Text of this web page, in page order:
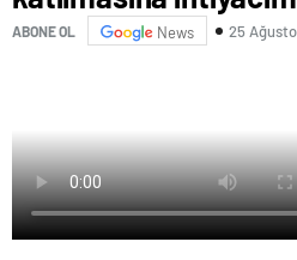
ABONE OL News 25